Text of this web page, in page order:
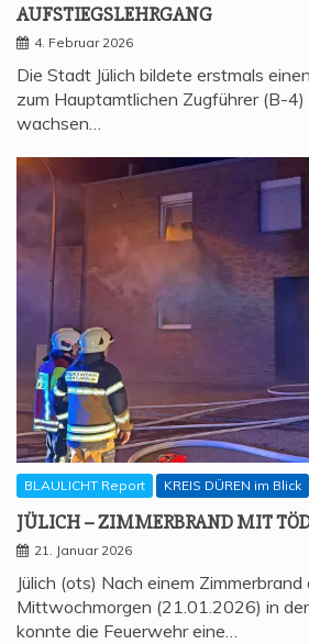
AUFSTIEGSLEHRGANG
4. Februar 2026
Die Stadt Jülich bildete erstmals
zum Hauptamtlichen Zugführer (B-4)
wachsen…
BLAULICHT Report KREIS DÜREN im Blick
JÜLICH – ZIM­MER­BRAND MIT
21. Januar 2026
Jülich (ots) Nach einem Zimmerbrand
Mittwochmorgen (21.01.2026) in
konnte die Feuerwehr eine…